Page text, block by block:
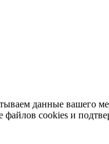
данные вашего
cookies и